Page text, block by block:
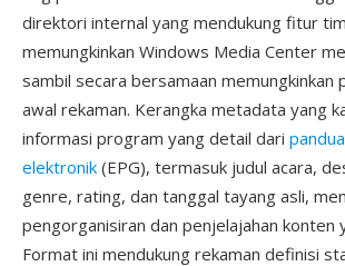
direktori internal yang mendukung fitur
memungkinkan Windows Media Center
sambil secara bersamaan memungkinkan
awal rekaman. Kerangka metadata yang
informasi program yang detail dari
elektronik (EPG), termasuk judul acara,
genre, rating, dan tanggal tayang asli,
pengorganisiran dan penjelajahan konten
Format ini mendukung rekaman definisi